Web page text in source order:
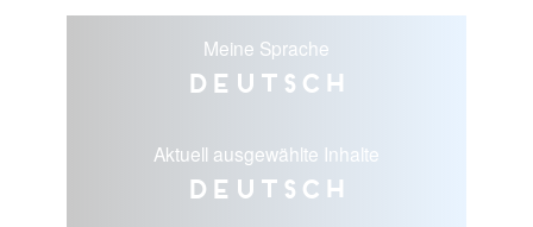
Meine Sprache
Deutsch
Aktuell ausgewählte Inhalte
Deutsch